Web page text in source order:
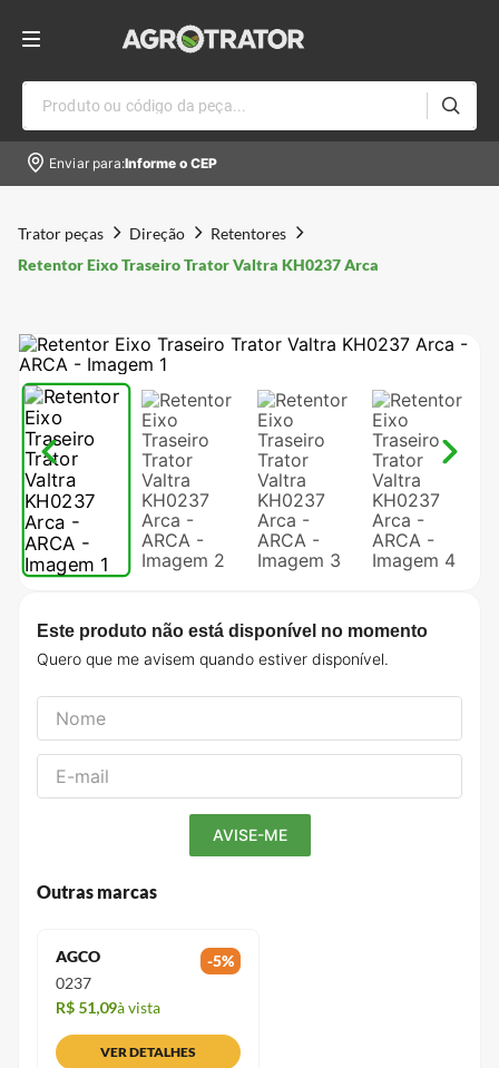
Produto ou código da peça...
Enviar para:Informe o CEP
Trator peças Direção
Retentores
Retentor Eixo Traseiro Trator Valtra KH0237 Arca
Este produto não está disponível no momento
Outras marcas
AGCO -5%
0237
R$ 51,09à vista
VER DETALHES